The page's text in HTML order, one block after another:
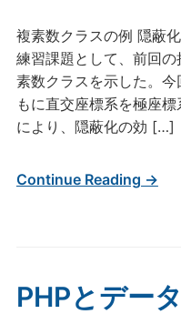
複素数クラスの例 隠蔽
練習課題として、前回
素数クラスを示した。
もに直交座標系を極座
により、隠蔽化の効 […]
Continue Reading →
PHPとデー